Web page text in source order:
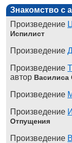
Знакомство с
Произведение
Испилист
Произведение
Произведение
автор Василиса
Произведение
Произведение
Отпущения
Произведение